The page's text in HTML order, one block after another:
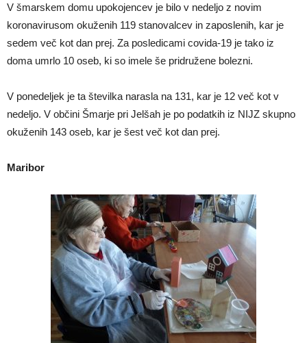
V šmarskem domu upokojencev je bilo v nedeljo z novim
koronavirusom okuženih 119 stanovalcev in zaposlenih, kar je
sedem več kot dan prej. Za posledicami covida-19 je tako iz
doma umrlo 10 oseb, ki so imele še pridružene bolezni.
V ponedeljek je ta številka narasla na 131, kar je 12 več kot v
nedeljo. V občini Šmarje pri Jelšah je po podatkih iz NIJZ skupno
okuženih 143 oseb, kar je šest več kot dan prej.
Maribor